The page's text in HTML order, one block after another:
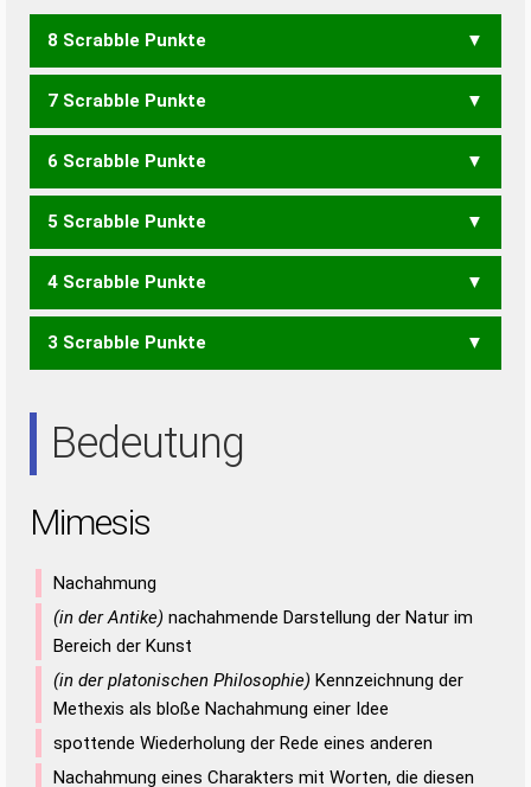
8 Scrabble Punkte
IMME
7 Scrabble Punkte
MISSE SEIMS SIMSE
6 Scrabble Punkte
MIES MISE MISS SEIM
5 Scrabble Punkte
IMS SEM SMS
4 Scrabble Punkte
EISS SIES
3 Scrabble Punkte
Bedeutung
Mimesis
Nachahmung
(in der Antike) nachahmende Darstellung der Natur im
Bereich der Kunst
(in der platonischen Philosophie) Kennzeichnung der
Methexis als bloße Nachahmung einer Idee
spottende Wiederholung der Rede eines anderen
Nachahmung eines Charakters mit Worten, die diesen